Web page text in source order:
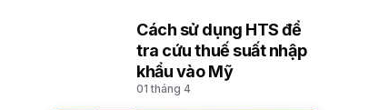
Cách sử dụng HTS để
tra cứu thuế suất nhập
khẩu vào Mỹ
01 tháng 4